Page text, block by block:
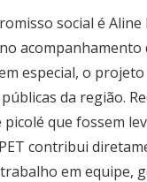
social é Aline
especial, o
da região.
que fossem
contribui
em